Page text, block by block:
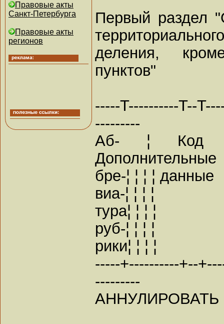
Правовые акты
Санкт-Петербурга
Правовые акты
регионов
Первый раздел
территориального
деления,
пунктов"
-----T----------T--
---------
Аб- ¦ Код
Дополнительные
бре-¦ ¦ ¦ ¦ данные
виа-¦ ¦ ¦ ¦
тура¦ ¦ ¦ ¦
руб-¦ ¦ ¦ ¦
рики¦ ¦ ¦ ¦
-----+----------+--
---------
АННУЛИРОВАТЬ